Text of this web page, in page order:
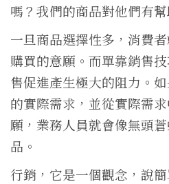
嗎？我們的商品對他們有幫
一旦商品選擇性多，消費
購買的意願。而單靠銷售
售促進產生極大的阻力。
的實際需求，並從實際需
願，業務人員就會像無頭
品。
行銷，它是一個觀念，說